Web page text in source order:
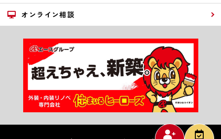
オンライン相談